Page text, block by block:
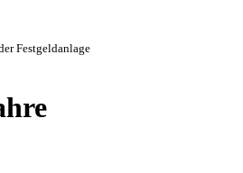
Festgeldanlage